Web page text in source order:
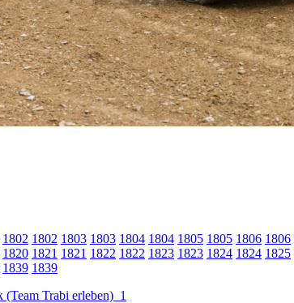
1802 1802 1803 1803 1804 1804 1805 1805 1806 1806
1820 1821 1821 1822 1822 1823 1823 1824 1824 1825
1839 1839